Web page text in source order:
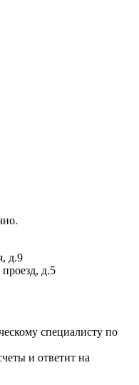
д.9
д.5
специалисту по
и ответит на